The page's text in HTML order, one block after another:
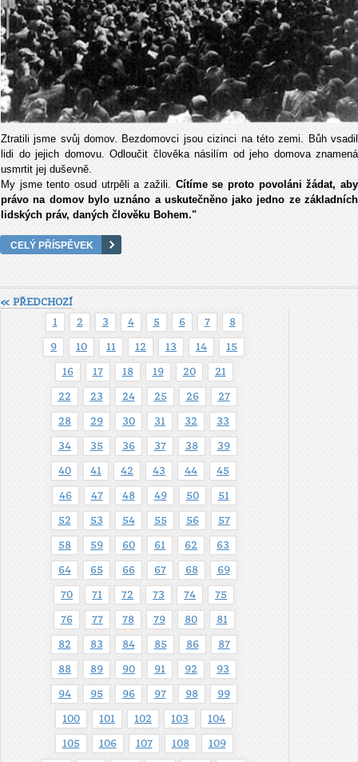
Ztratili jsme svůj domov. Bezdomovci jsou cizinci na této zemi. Bůh vsadil
lidi do jejich domovu. Odloučit člověka násilím od jeho domova znamená
usmrtit jej duševně.
My jsme tento osud utrpěli a zažili. Cítíme se proto povoláni žádat, aby
právo na domov bylo uznáno a uskutečněno jako jedno ze základních
lidských práv, daných člověku Bohem."
CELÝ PŘÍSPĚVEK
« PŘEDCHOZÍ
1
2 3 4 5 6 7 8
9 10 11 12 13 14 15
16 17 18 19 20 21
22 23 24 25 26 27
28 29 30 31 32 33
34 35 36 37 38 39
40 41 42 43 44 45
46 47 48 49 50 51
52 53 54 55 56 57
58 59 60 61 62 63
64 65 66 67 68 69
70 71 72 73 74 75
76 77 78 79 80 81
82 83 84 85 86 87
88 89 90 91 92 93
94 95 96 97 98 99
100 101 102 103 104
105 106 107 108 109